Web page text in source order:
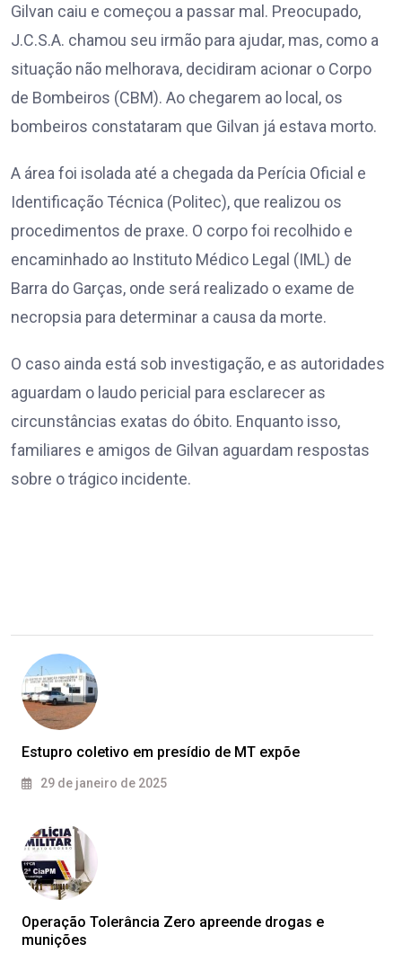
Gilvan caiu e começou a passar mal. Preocupado,
J.C.S.A. chamou seu irmão para ajudar, mas, como a
situação não melhorava, decidiram acionar o Corpo
de Bombeiros (CBM). Ao chegarem ao local, os
bombeiros constataram que Gilvan já estava morto.
A área foi isolada até a chegada da Perícia Oficial e
Identificação Técnica (Politec), que realizou os
procedimentos de praxe. O corpo foi recolhido e
encaminhado ao Instituto Médico Legal (IML) de
Barra do Garças, onde será realizado o exame de
necropsia para determinar a causa da morte.
O caso ainda está sob investigação, e as autoridades
aguardam o laudo pericial para esclarecer as
circunstâncias exatas do óbito. Enquanto isso,
familiares e amigos de Gilvan aguardam respostas
sobre o trágico incidente.
Estupro coletivo em presídio de MT expõe
29 de janeiro de 2025
Operação Tolerância Zero apreende drogas e
munições